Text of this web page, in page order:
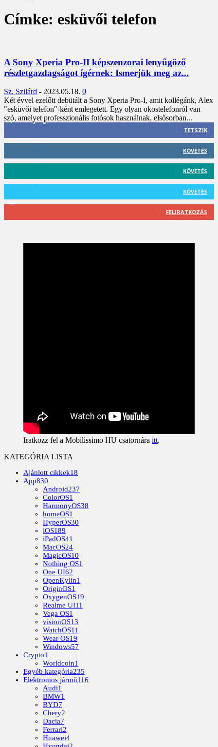
Címke: esküvői telefon
A Sony Xperia Pro-II képszenzorai lenyűgöző
részletgazdagságot ígérnek: Ismerjük meg az...
Sz. Szilárd - 2023.05.18. 0
Két évvel ezelőtt debütált a Sony Xperia Pro-I, amit kollégánk, Alex
"esküvői telefon"-ként emlegetett. Egy olyan okostelefonról van
szó, amelyet professzionális fotósok használnak, elsősorban...
3,452 Rajongók
TETSZIK
KÖVETÉS
KÖVETÉS
KÖVETÉS
FELIRATKOZÁS
Iratkozz fel a Mobilissimo HU csatornára itt.
KATEGÓRIA LISTA
Ajánlott cikkek18
App830
Android237
ColorOS1
HarmonyOS38
homeOS1
HyperOS30
iOS189
iPadOS41
MacOS24
MagicOS10
Nothing OS1
One UI62
OpenKylin1
OriginOS1
OxygenOS19
Realme UI11
Vega OS1
visionOS13
WatchOS11
Wear OS19
Windows57
Crypto1
Worldcoin1
Egyéb kategória235
Elektromos jármű116
Audi1
BMW1
BYD7
Chery2
Dacia7
Ferrari2
Huawei4